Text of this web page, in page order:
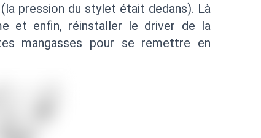
pression du stylet était dedans). Là
et enfin, réinstaller le driver de la
mangasses pour se remettre en